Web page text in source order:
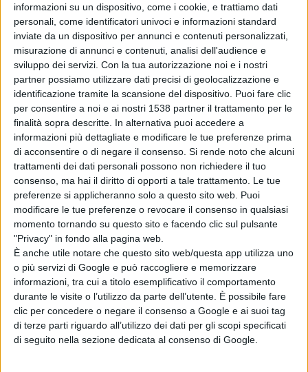
informazioni su un dispositivo, come i cookie, e trattiamo dati
personali, come identificatori univoci e informazioni standard
inviate da un dispositivo per annunci e contenuti personalizzati,
misurazione di annunci e contenuti, analisi dell'audience e
sviluppo dei servizi. Con la tua autorizzazione noi e i nostri
partner possiamo utilizzare dati precisi di geolocalizzazione e
identificazione tramite la scansione del dispositivo. Puoi fare clic
per consentire a noi e ai nostri 1538 partner il trattamento per le
finalità sopra descritte. In alternativa puoi accedere a
informazioni più dettagliate e modificare le tue preferenze prima
di acconsentire o di negare il consenso. Si rende noto che alcuni
trattamenti dei dati personali possono non richiedere il tuo
consenso, ma hai il diritto di opporti a tale trattamento. Le tue
preferenze si applicheranno solo a questo sito web. Puoi
modificare le tue preferenze o revocare il consenso in qualsiasi
momento tornando su questo sito e facendo clic sul pulsante
"Privacy" in fondo alla pagina web.
È anche utile notare che questo sito web/questa app utilizza uno
o più servizi di Google e può raccogliere e memorizzare
informazioni, tra cui a titolo esemplificativo il comportamento
durante le visite o l’utilizzo da parte dell’utente. È possibile fare
clic per concedere o negare il consenso a Google e ai suoi tag
di terze parti riguardo all’utilizzo dei dati per gli scopi specificati
di seguito nella sezione dedicata al consenso di Google.
collettivo e costruire così il fronte culturale e sociale
dell'autodeterminazione. Chi ci sta ci sta e chi non ci
vuole stare si esclude da solo: sono convinto che il
popolo sardo, che oggi soffre come non mai per le
durissime condizioni nelle quali versa l'Isola, abbia
chiaro come dall'autodeterminazione della Sardegna
derivino soltanto vantaggi per tutti. Soprattutto per chi
è oggi svantaggiato.
C'è un percorso di liberazione da fare per il nostro
popolo, in cammino da tempo come quello corso e
catalano. E i percorsi della libertà non sono sempre
lineari: troppi fattori, soprattutto economici, li
condizionano. Ma chi rifiuta la strada dell'indipendenza
e dice che prima vengono altre esigenze ci prende in
giro. E' molto meglio per tutti se il nostro futuro e pure